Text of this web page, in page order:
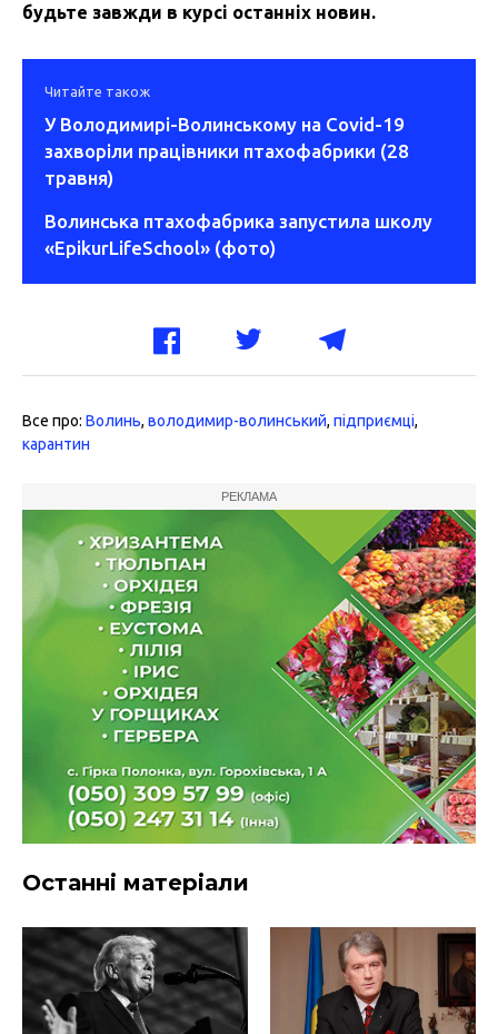
будьте завжди в курсі останніх новин.
Читайте також
У Володимирі-Волинському на Covid-19
захворіли працівники птахофабрики (28
травня)
Волинська птахофабрика запустила школу
«EpikurLifeSchool» (фото)
Все про: Волинь, володимир-волинський, підприємці,
карантин
РЕКЛАМА
Останні матеріали